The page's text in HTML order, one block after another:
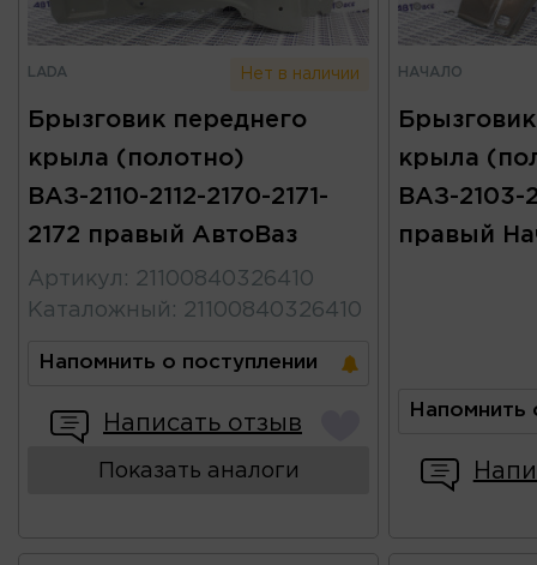
LADA Нет в наличии
Брызговик переднего
крыла (полотно)
ВАЗ-2110-2112-2170-2171-
2172 правый АвтоВаз
Артикул : 21100840326410
Каталожный : 21100840326410
Напомнить о поступлении
Написать отзыв
Показать аналоги
НАЧАЛО
крыла
ВАЗ-2103-
правый
Напомнить